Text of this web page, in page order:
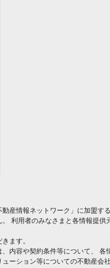
産情報ネットワーク」に加盟
利用者のみなさまと各情報提
ます。
内容や契約条件等について、
ーション等についての不動産会